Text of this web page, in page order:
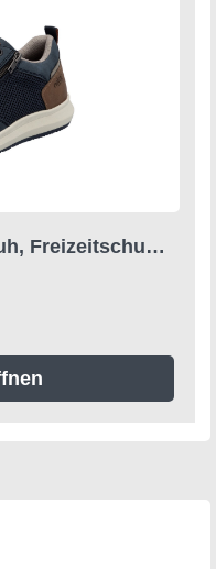
Rieker Sneaker, Halbschuh, Freizeitschuh, Schnürschuh mit seitlichem Reißverschluss